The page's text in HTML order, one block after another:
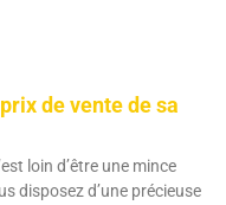
de vente de sa
loin d’être une mince
disposez d’une précieuse